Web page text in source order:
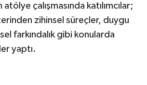
çalışmasında katılımcılar;
zihinsel süreçler, duygu
farkındalık gibi konularda
yaptı.